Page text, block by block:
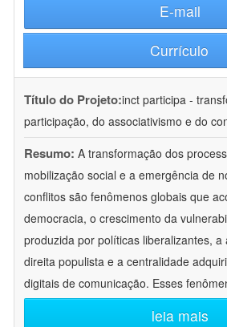
E-mail
Currículo
Título do Projeto:inct participa -
participação, do associativismo e do
Resumo: A transformação dos
mobilização social e a emergência de
conflitos são fenômenos globais que
democracia, o crescimento da
produzida por políticas liberalizantes,
direita populista e a centralidade
digitais de comunicação. Esses
leia mais